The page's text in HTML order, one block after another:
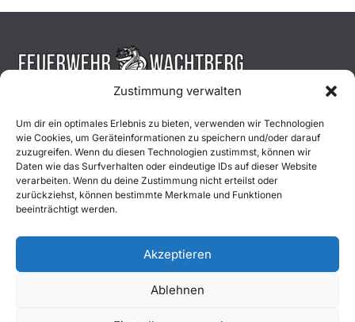
Zustimmung verwalten
Um dir ein optimales Erlebnis zu bieten, verwenden wir Technologien
wie Cookies, um Geräteinformationen zu speichern und/oder darauf
zuzugreifen. Wenn du diesen Technologien zustimmst, können wir
Daten wie das Surfverhalten oder eindeutige IDs auf dieser Website
verarbeiten. Wenn du deine Zustimmung nicht erteilst oder
zurückziehst, können bestimmte Merkmale und Funktionen
beeinträchtigt werden.
Akzeptieren
Ablehnen
Aktuelles
Einsätze
Unsere Jugend
Mitglied werden